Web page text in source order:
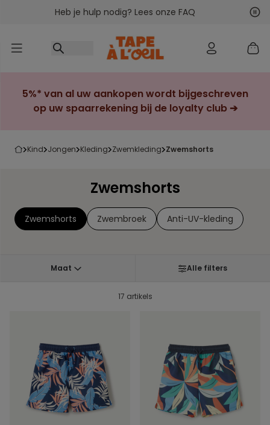
Ga naar inhoudHeb je hulp nodig? Lees onze FAQ
5%* van al uw aankopen wordt bijgeschreven
op uw spaarrekening bij de loyalty club ➔
kind jongen kleding zwemkleding zwemshorts
Zwemshorts
Zwemshorts Zwembroek Anti-UV-kleding
Maat Alle filters
17 artikels